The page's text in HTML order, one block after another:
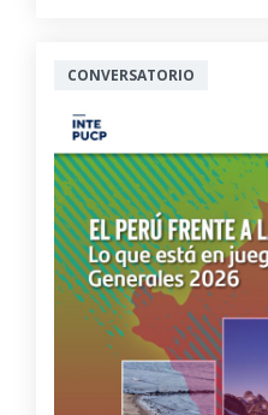
CONVERSATORIO